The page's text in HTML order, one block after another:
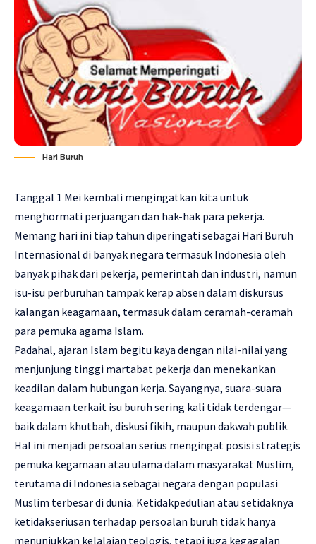
Hari Buruh
Tanggal 1 Mei kembali mengingatkan kita untuk
menghormati perjuangan dan hak-hak para pekerja.
Memang hari ini tiap tahun diperingati sebagai Hari Buruh
Internasional di banyak negara termasuk Indonesia oleh
banyak pihak dari pekerja, pemerintah dan industri, namun
isu-isu perburuhan tampak kerap absen dalam diskursus
kalangan keagamaan, termasuk dalam ceramah-ceramah
para pemuka agama Islam.
Padahal, ajaran Islam begitu kaya dengan nilai-nilai yang
menjunjung tinggi martabat pekerja dan menekankan
keadilan dalam hubungan kerja. Sayangnya, suara-suara
keagamaan terkait isu buruh sering kali tidak terdengar—
baik dalam khutbah, diskusi fikih, maupun dakwah publik.
Hal ini menjadi persoalan serius mengingat posisi strategis
pemuka kegamaan atau ulama dalam masyarakat Muslim,
terutama di Indonesia sebagai negara dengan populasi
Muslim terbesar di dunia. Ketidakpedulian atau setidaknya
ketidakseriusan terhadap persoalan buruh tidak hanya
menunjukkan kelalaian teologis, tetapi juga kegagalan